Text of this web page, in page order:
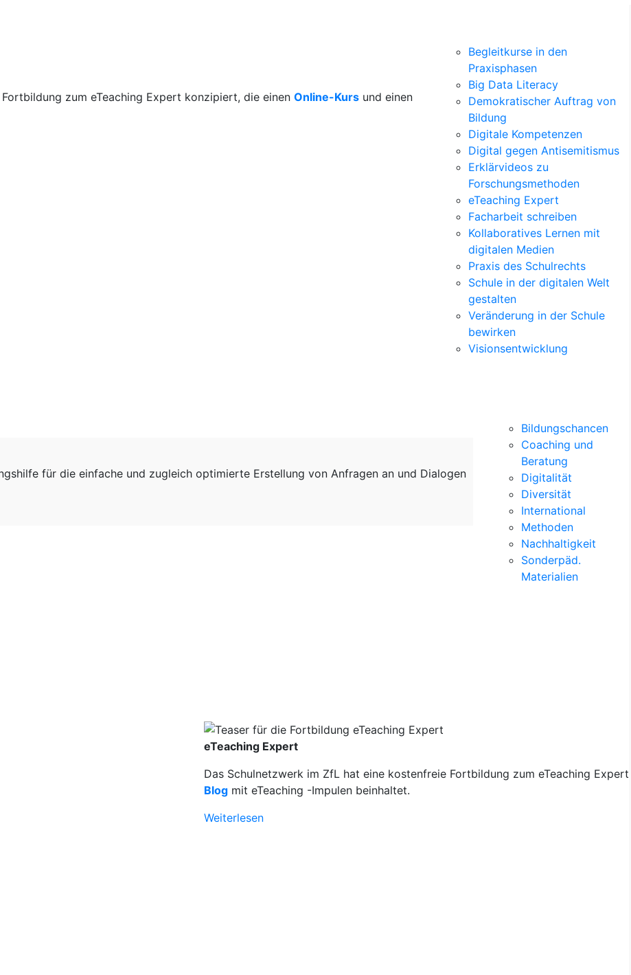
zum eTeaching Expert konzipiert, die einen Online-Kurs und einen
Begleitkurse in den
Praxisphasen
Big Data Literacy
Demokratischer Auftrag von
Bildung
Digitale Kompetenzen
Digital gegen Antisemitismus
Erklärvideos zu
Forschungsmethoden
eTeaching Expert
Facharbeit schreiben
Kollaboratives Lernen mit
digitalen Medien
Praxis des Schulrechts
Schule in der digitalen Welt
gestalten
Veränderung in der Schule
bewirken
Visionsentwicklung
für die einfache und zugleich optimierte Erstellung von Anfragen an und Dialogen
Bildungschancen
Coaching und
Beratung
Digitalität
Diversität
International
Methoden
Nachhaltigkeit
Sonderpäd.
Materialien
eTeaching Expert
Das Schulnetzwerk im ZfL hat eine kostenfreie Fortbildung zum eTeaching
Blog mit eTeaching -Impulen beinhaltet.
Weiterlesen